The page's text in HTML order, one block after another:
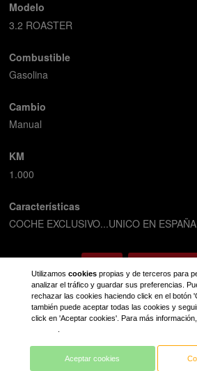
Modelo
3.2 ROASTER
Combustible
Gasolina
Cambio
Manual
KM
1.000
Características
COCHE EXCLUSIVO...UNICO EN ESPAÑA
Utilizamos cookiespropias y de terceros para
analizar el tráfico y guardar sus preferencias.
rechazar las cookies haciendo click en el botón
también puede aceptar todas las cookies y
click en 'Aceptar cookies'. Para más
Aceptar cookies